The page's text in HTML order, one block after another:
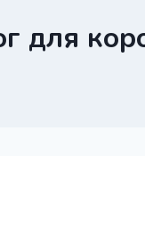
для